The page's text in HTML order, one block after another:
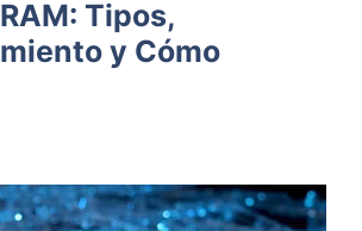
Tipos,
y Cómo